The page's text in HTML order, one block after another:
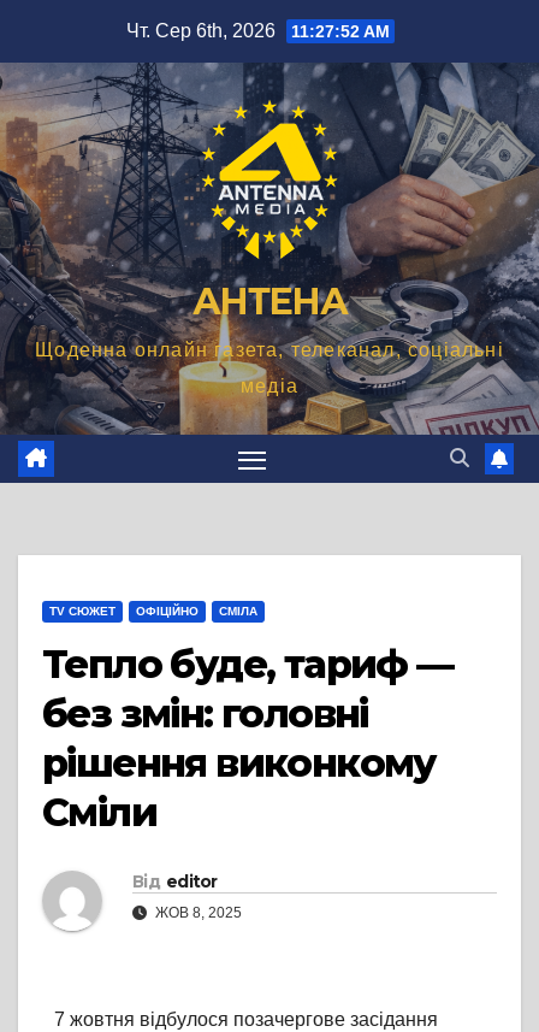
вмісту
Чт. Сер 6th, 2026 11:27:53 AM
АНТЕНА
Щоденна онлайн газета, телеканал, соціальні
медіа
TV СЮЖЕТ ОФІЦІЙНО СМІЛА
Тепло буде, тариф —
без змін: головні
рішення виконкому
Сміли
Від editor
ЖОВ 8, 2025
7 жовтня відбулося позачергове засідання